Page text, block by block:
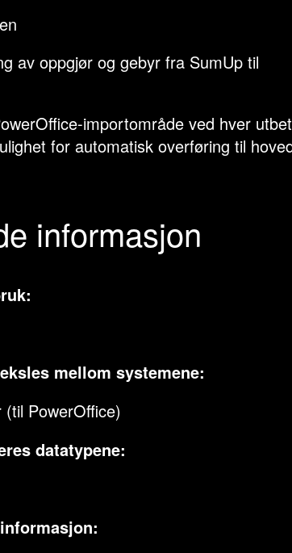
av oppgjør og gebyr fra SumUp til
importområde ved hver
for automatisk overføring til
informasjon
mellom systemene:
PowerOffice)
datatypene: